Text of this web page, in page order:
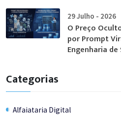
29 Julho - 2026
O Preço
por Prompt
Engenharia
Categorias
Alfaiataria Digital